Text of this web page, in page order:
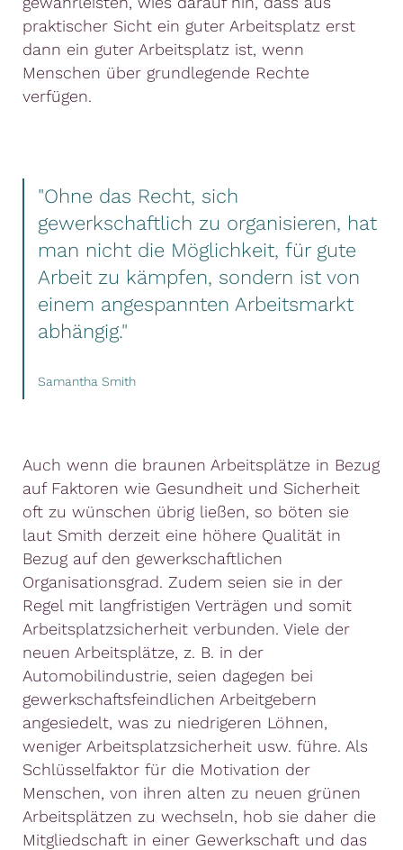
praktischer Sicht ein guter Arbeitsplatz erst
dann ein guter Arbeitsplatz ist, wenn
Menschen über grundlegende Rechte
verfügen.
"Ohne das Recht, sich
gewerkschaftlich zu organisieren, hat
man nicht die Möglichkeit, für gute
Arbeit zu kämpfen, sondern ist von
einem angespannten Arbeitsmarkt
abhängig."
Samantha Smith
Auch wenn die braunen Arbeitsplätze in Bezug
auf Faktoren wie Gesundheit und Sicherheit
oft zu wünschen übrig ließen, so böten sie
laut Smith derzeit eine höhere Qualität in
Bezug auf den gewerkschaftlichen
Organisationsgrad. Zudem seien sie in der
Regel mit langfristigen Verträgen und somit
Arbeitsplatzsicherheit verbunden. Viele der
neuen Arbeitsplätze, z. B. in der
Automobilindustrie, seien dagegen bei
gewerkschaftsfeindlichen Arbeitgebern
angesiedelt, was zu niedrigeren Löhnen,
weniger Arbeitsplatzsicherheit usw. führe. Als
Schlüsselfaktor für die Motivation der
Menschen, von ihren alten zu neuen grünen
Arbeitsplätzen zu wechseln, hob sie daher die
Mitgliedschaft in einer Gewerkschaft und das